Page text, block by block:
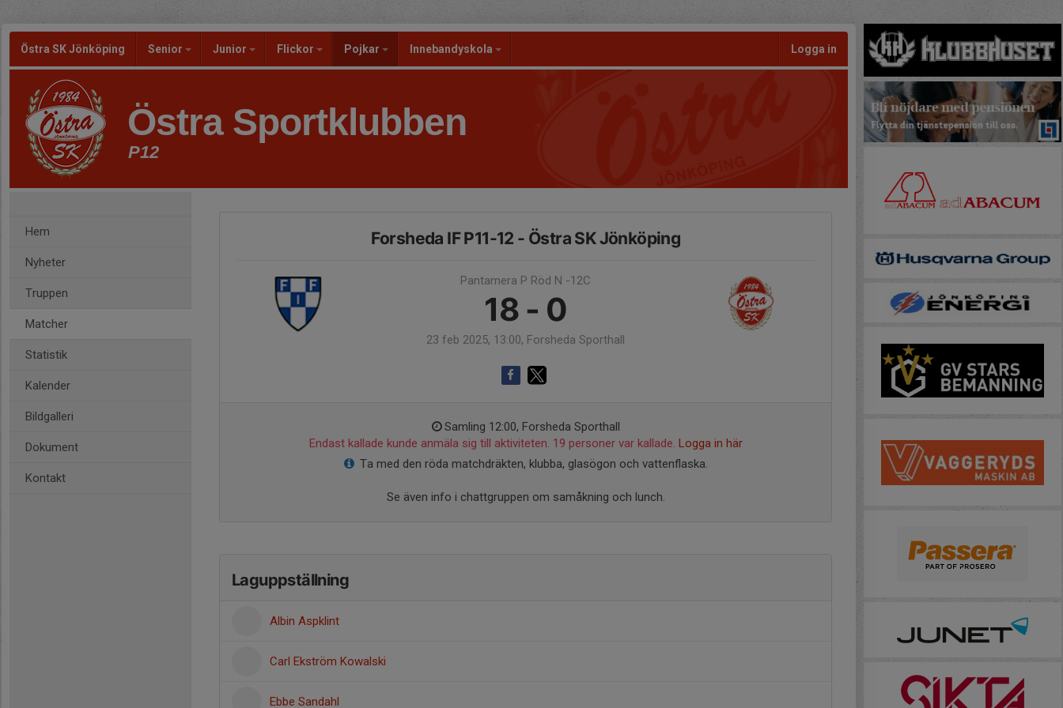
Östra SK Jönköping Senior Junior Flickor Pojkar Innebandyskola Logga in
Östra Sportklubben
P12
Hem
Nyheter
Truppen
Matcher
Statistik
Kalender
Bildgalleri
Dokument
Kontakt
Forsheda IF P11-12 - Östra SK Jönköping
Pantamera P Röd N -12C
18 - 0
23 feb 2025, 13:00, Forsheda Sporthall
Samling 12:00, Forsheda Sporthall
Endast kallade kunde anmäla sig till aktiviteten. 19 personer var kallade. Logga in här
Ta med den röda matchdräkten, klubba, glasögon och vattenflaska.
Se även info i chattgruppen om samåkning och lunch.
Laguppställning
Albin Aspklint
Carl Ekström Kowalski
Ebbe Sandahl